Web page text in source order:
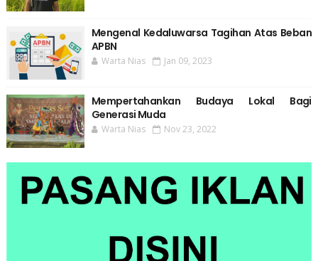
Mengenal Kedaluwarsa Tagihan Atas Beban
APBN
Warta Nias Jan 09, 2023
Mempertahankan Budaya Lokal Bagi
Generasi Muda
Warta Nias Nov 23, 2022